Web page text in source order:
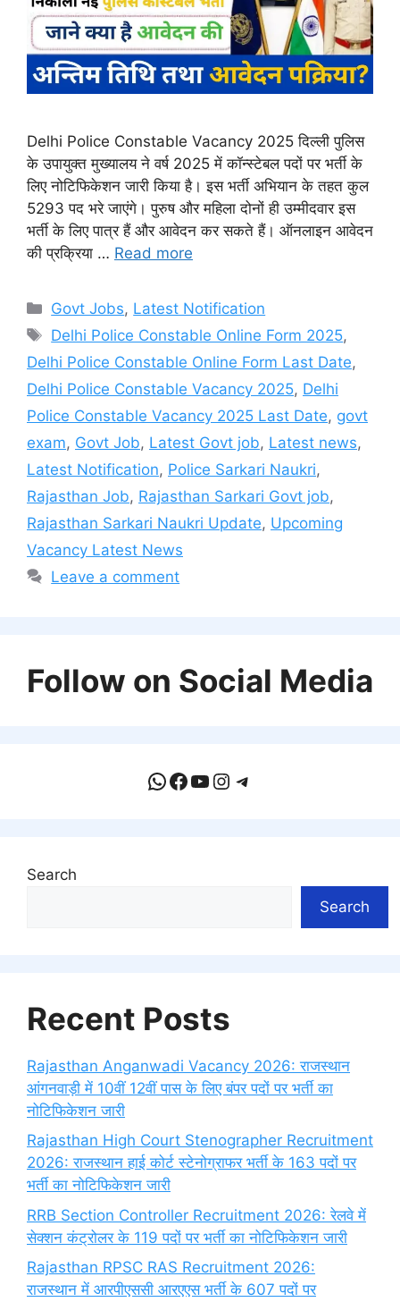
Delhi Police Constable Vacancy 2025 दिल्ली पुलिस
के उपायुक्त मुख्यालय ने वर्ष 2025 में कॉन्स्टेबल पदों पर भर्ती के
लिए नोटिफिकेशन जारी किया है। इस भर्ती अभियान के तहत कुल
5293 पद भरे जाएंगे। पुरुष और महिला दोनों ही उम्मीदवार इस
भर्ती के लिए पात्र हैं और आवेदन कर सकते हैं। ऑनलाइन आवेदन
की प्रक्रिया … Read more
Categories
Govt Jobs, Latest Notification
Tags
Delhi Police Constable Online Form 2025,
Delhi Police Constable Online Form Last Date,
Delhi Police Constable Vacancy 2025, Delhi
Police Constable Vacancy 2025 Last Date, govt
exam, Govt Job, Latest Govt job, Latest news,
Latest Notification, Police Sarkari Naukri,
Rajasthan Job, Rajasthan Sarkari Govt job,
Rajasthan Sarkari Naukri Update, Upcoming
Vacancy Latest News
Leave a comment
Follow on Social Media
WhatsApp
Facebook
YouTube
Instagram
Telegram
Search
Search
Recent Posts
Rajasthan Anganwadi Vacancy 2026: राजस्थान
आंगनवाड़ी में 10वीं 12वीं पास के लिए बंपर पदों पर भर्ती का
नोटिफिकेशन जारी
Rajasthan High Court Stenographer Recruitment
2026: राजस्थान हाई कोर्ट स्टेनोग्राफर भर्ती के 163 पदों पर
भर्ती का नोटिफिकेशन जारी
RRB Section Controller Recruitment 2026: रेलवे में
सेक्शन कंट्रोलर के 119 पदों पर भर्ती का नोटिफिकेशन जारी
Rajasthan RPSC RAS Recruitment 2026:
राजस्थान में आरपीएससी आरएएस भर्ती के 607 पदों पर